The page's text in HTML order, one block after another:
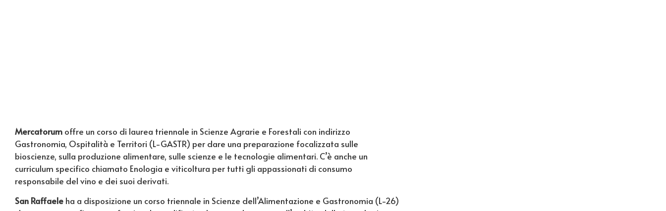
Mercatorum offre un corso di laurea triennale in Scienze Agrarie e Forestali con indirizzo
Gastronomia, Ospitalità e Territori (L-GASTR) per dare una preparazione focalizzata sulle
bioscienze, sulla produzione alimentare, sulle scienze e le tecnologie alimentari. C’è anche un
curriculum specifico chiamato Enologia e viticoltura per tutti gli appassionati di consumo
responsabile del vino e dei suoi derivati.
San Raffaele ha a disposizione un corso triennale in Scienze dell’Alimentazione e Gastronomia (L-26)